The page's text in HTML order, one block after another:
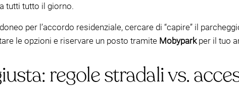
tutti tutto il giorno.
per l’accordo residenziale, cercare di “capire” il
le opzioni e riservare un posto tramite Mobyparkper il tuo
regole stradali vs.